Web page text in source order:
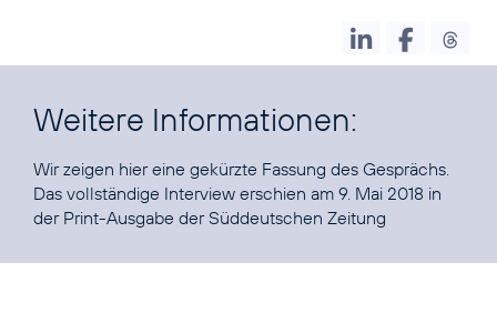
Weitere Informationen:
Wir zeigen hier eine gekürzte Fassung des Gesprächs.
Das vollständige Interview erschien am 9. Mai 2018 in
der Print-Ausgabe der Süddeutschen Zeitung